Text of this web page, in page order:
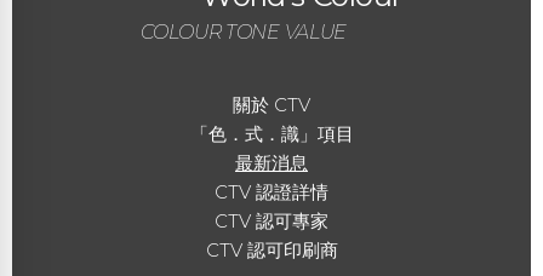
COLOUR TONE VALUE
關於 CTV
「色．式．識」項目
最新消息
CTV 認證詳情
CTV 認可專家
CTV 認可印刷商